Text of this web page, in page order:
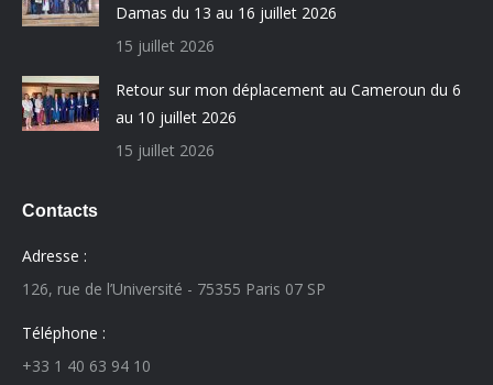
Damas du 13 au 16 juillet 2026
15 juillet 2026
Retour sur mon déplacement au Cameroun du 6
au 10 juillet 2026
15 juillet 2026
Contacts
Adresse :
126, rue de l’Université - 75355 Paris 07 SP
Téléphone :
+33 1 40 63 94 10